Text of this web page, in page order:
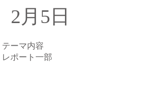
2月5日
テーマ内容
​レポート一部